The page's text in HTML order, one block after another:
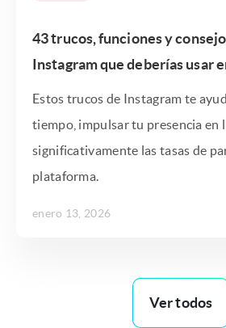
43 trucos, funciones y
Instagram que deberías usar
Estos trucos de Instagram te
tiempo, impulsar tu presencia en
significativamente las tasas de
plataforma.
enero 13, 2026
Ver todos